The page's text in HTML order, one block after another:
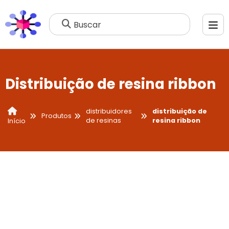
Buscar
Distribuição de resina ribbon
Início
Produtos
distribuidores
de resinas
distribuição de
resina ribbon